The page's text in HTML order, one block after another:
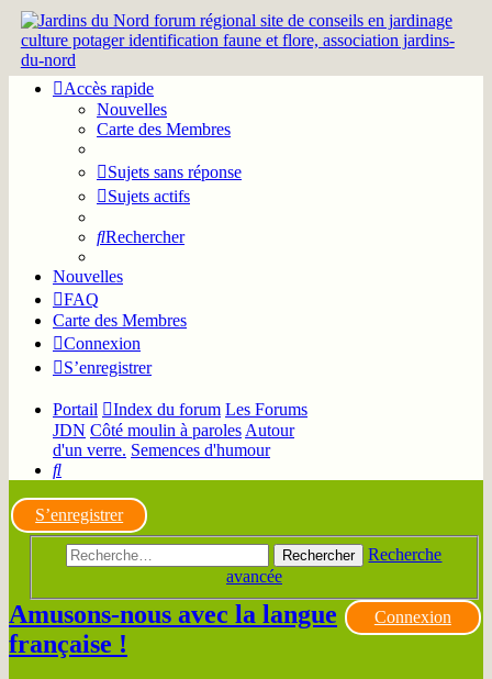
Accès rapide
Nouvelles
Carte des Membres
Sujets sans réponse
Sujets actifs
Rechercher
Nouvelles
FAQ
Carte des Membres
Connexion
S’enregistrer
Portail Index du forum Les Forums
JDN Côté moulin à paroles Autour
d'un verre. Semences d'humour
Rechercher
S’enregistrer
Rechercher
Recherche
avancée
Connexion
Amusons-nous avec la langue
française !